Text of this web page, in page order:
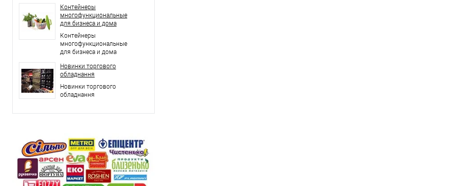
Контейнеры
многофункциональные
для бизнеса и дома
Контейнеры
многофункциональные
для бизнеса и дома
Новинки торгового
обладнання
Новинки торгового
обладнання